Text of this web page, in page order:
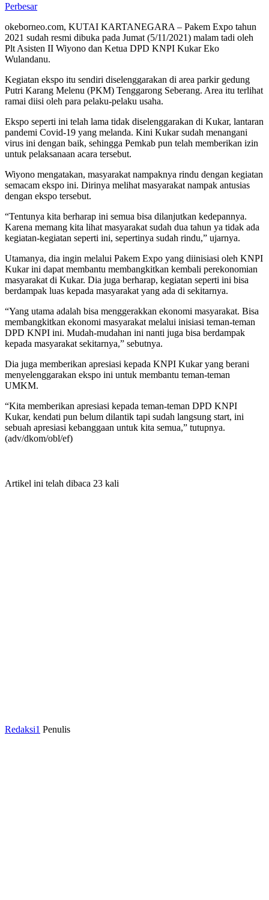
Perbesar
okeborneo.com, KUTAI KARTANEGARA – Pakem Expo tahun
2021 sudah resmi dibuka pada Jumat (5/11/2021) malam tadi oleh
Plt Asisten II Wiyono dan Ketua DPD KNPI Kukar Eko
Wulandanu.
Kegiatan ekspo itu sendiri diselenggarakan di area parkir gedung
Putri Karang Melenu (PKM) Tenggarong Seberang. Area itu terlihat
ramai diisi oleh para pelaku-pelaku usaha.
Ekspo seperti ini telah lama tidak diselenggarakan di Kukar, lantaran
pandemi Covid-19 yang melanda. Kini Kukar sudah menangani
virus ini dengan baik, sehingga Pemkab pun telah memberikan izin
untuk pelaksanaan acara tersebut.
Wiyono mengatakan, masyarakat nampaknya rindu dengan kegiatan
semacam ekspo ini. Dirinya melihat masyarakat nampak antusias
dengan ekspo tersebut.
“Tentunya kita berharap ini semua bisa dilanjutkan kedepannya.
Karena memang kita lihat masyarakat sudah dua tahun ya tidak ada
kegiatan-kegiatan seperti ini, sepertinya sudah rindu,” ujarnya.
Utamanya, dia ingin melalui Pakem Expo yang diinisiasi oleh KNPI
Kukar ini dapat membantu membangkitkan kembali perekonomian
masyarakat di Kukar. Dia juga berharap, kegiatan seperti ini bisa
berdampak luas kepada masyarakat yang ada di sekitarnya.
“Yang utama adalah bisa menggerakkan ekonomi masyarakat. Bisa
membangkitkan ekonomi masyarakat melalui inisiasi teman-teman
DPD KNPI ini. Mudah-mudahan ini nanti juga bisa berdampak
kepada masyarakat sekitarnya,” sebutnya.
Dia juga memberikan apresiasi kepada KNPI Kukar yang berani
menyelenggarakan ekspo ini untuk membantu teman-teman
UMKM.
“Kita memberikan apresiasi kepada teman-teman DPD KNPI
Kukar, kendati pun belum dilantik tapi sudah langsung start, ini
sebuah apresiasi kebanggaan untuk kita semua,” tutupnya.
(adv/dkom/obl/ef)
Artikel ini telah dibaca 23 kali
Redaksi1 Penulis